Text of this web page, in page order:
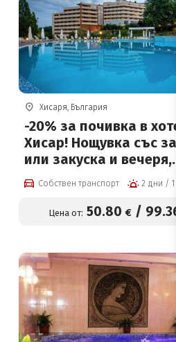
Хисаря, България
-20% за почивка в
Хисар! Нощувка със
или закуска и вечеря,
басейни с минерална
спа зона
Собствен транспорт 2
Цена от: 50.80 € / 99